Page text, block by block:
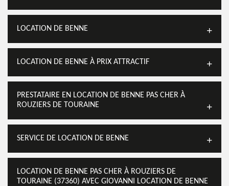
LOCATION DE BENNE
LOCATION DE BENNE À PRIX ATTRACTIF
PRESTATAIRE EN LOCATION DE BENNE PAS CHER À
ROUZIERS DE TOURAINE
SERVICE DE LOCATION DE BENNE
LOCATION DE BENNE PAS CHER À ROUZIERS DE
TOURAINE (37360) AVEC GIOVANNI LOCATION DE BENNE